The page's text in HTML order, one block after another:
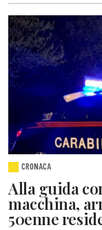
CRONACA
Alla guida
macchina,
50enne